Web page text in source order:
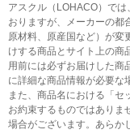
アスクル（LOHACO）で
おりますが、メーカーの都
原材料、原産国など）が変
けする商品とサイト上の商
用前には必ずお届けした商
に詳細な商品情報が必要な
また、商品名における「セ
お約束するものではありま
場合がございます。あらか